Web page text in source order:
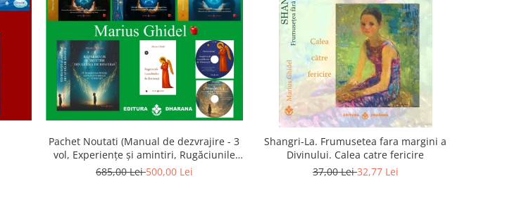
Pachet Noutati (Manual de dezvrajire - 3
vol, Experiențe și amintiri, Rugăciunile
Luceafarului de dimineata) - Marius
685,00 Lei500,00 Lei
Shangri-La. Frumusetea fara margini a
Divinului. Calea catre fericire
37,00 Lei32,77 Lei